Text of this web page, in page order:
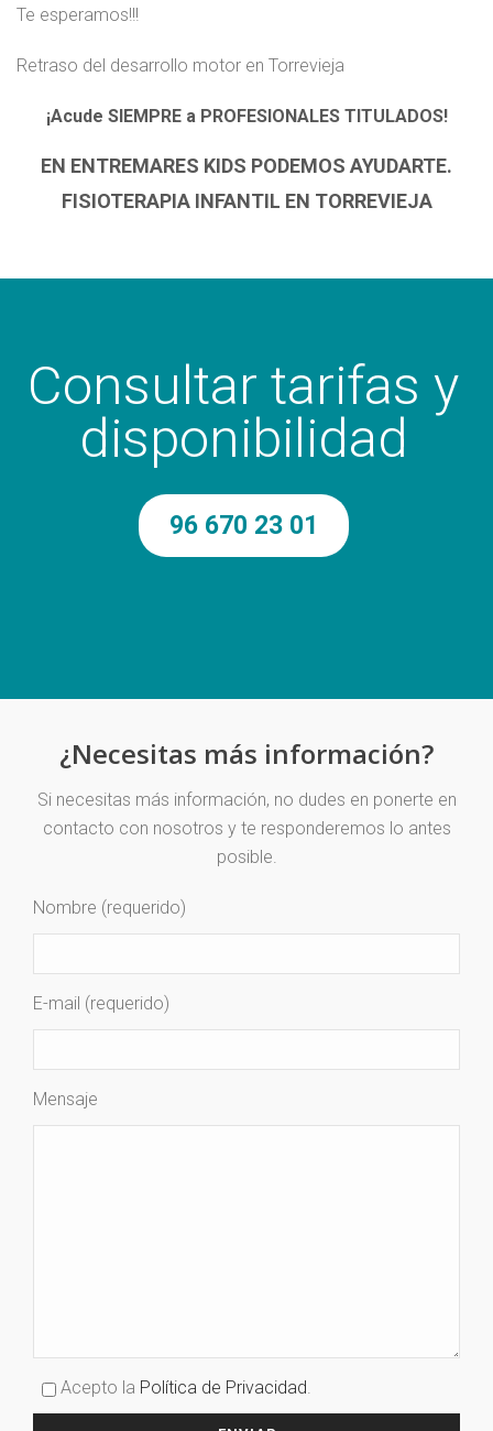
Te esperamos!!!
Retraso del desarrollo motor en Torrevieja
¡Acude SIEMPRE a PROFESIONALES TITULADOS!
EN ENTREMARES KIDS PODEMOS AYUDARTE.
FISIOTERAPIA INFANTIL EN TORREVIEJA
Consultar tarifas y
disponibilidad
96 670 23 01
¿Necesitas más información?
Si necesitas más información, no dudes en ponerte en
contacto con nosotros y te responderemos lo antes
posible.
Nombre (requerido)
E-mail (requerido)
Mensaje
Acepto la Política de Privacidad.